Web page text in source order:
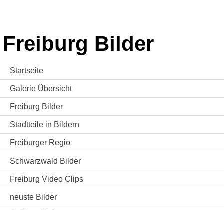
Freiburg Bilder
Startseite
Galerie Übersicht
Freiburg Bilder
Stadtteile in Bildern
Freiburger Regio
Schwarzwald Bilder
Freiburg Video Clips
neuste Bilder